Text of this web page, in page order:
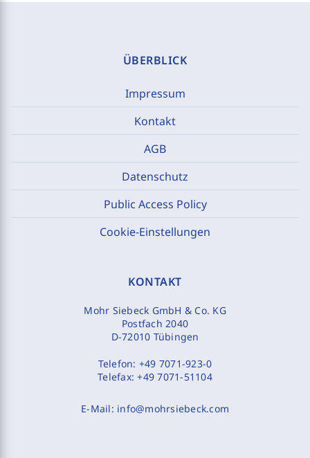
ÜBERBLICK
Impressum
Kontakt
AGB
Datenschutz
Public Access Policy
Cookie-Einstellungen
KONTAKT
Mohr Siebeck GmbH & Co. KG
Postfach 2040
D-72010 Tübingen
Telefon: +49 7071-923-0
Telefax:+49 7071-51104
E-Mail: info@mohrsiebeck.com